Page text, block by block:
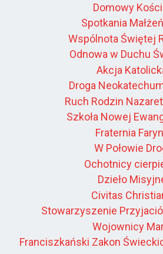
Domowy
Spotkania
Wspólnota Świętej
Odnowa w Duchu
Akcja
Droga
Ruch Rodzin
Szkoła Nowej
Fraternia
W Połowie
Ochotnicy
Dzieło
Civitas
Stowarzyszenie
Wojownicy
Franciszkański Zakon